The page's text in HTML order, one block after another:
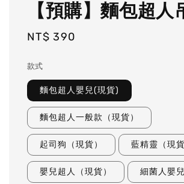
【預購】麵包超人
Regular
NT$ 390
款式
麵包超人嬰兒(現貨)
麵包超人一般款（現貨）
起司狗（現貨） 藍精靈（現貨
嬰兒超人（現貨） 細菌人嬰